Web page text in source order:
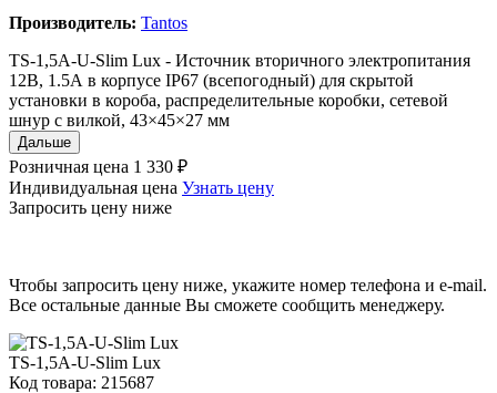
Производитель: Tantos
TS-1,5A-U-Slim Lux - Источник вторичного электропитания
12В, 1.5А в корпусе IP67 (всепогодный) для скрытой
установки в короба, распределительные коробки, сетевой
шнур с вилкой, 43×45×27 мм
Дальше
Розничная цена 1 330 ₽
Индивидуальная цена Узнать цену
Запросить цену ниже
Чтобы запросить цену ниже, укажите номер телефона и e-mail.
Все остальные данные Вы сможете сообщить менеджеру.
TS-1,5A-U-Slim Lux
Код товара: 215687